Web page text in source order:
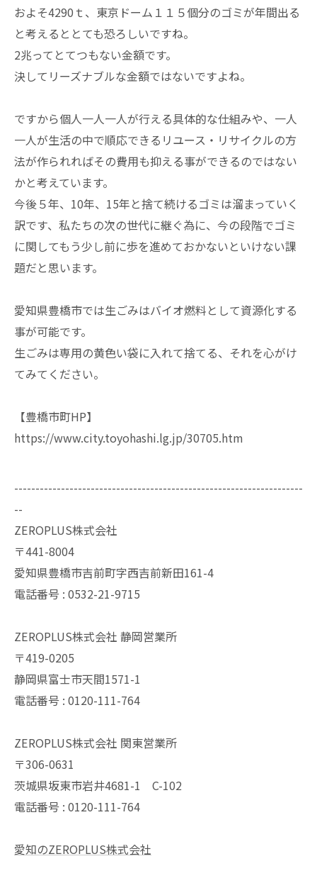
およそ4290ｔ、東京ドーム１１５個分のゴミが年間出る
と考えるととても恐ろしいですね。
2兆ってとてつもない金額です。
決してリーズナブルな金額ではないですよね。
ですから個人一人一人が行える具体的な仕組みや、一人
一人が生活の中で順応できるリユース・リサイクルの方
法が作られればその費用も抑える事ができるのではない
かと考えています。
今後５年、10年、15年と捨て続けるゴミは溜まっていく
訳です、私たちの次の世代に継ぐ為に、今の段階でゴミ
に関してもう少し前に歩を進めておかないといけない課
題だと思います。
愛知県豊橋市では生ごみはバイオ燃料として資源化する
事が可能です。
生ごみは専用の黄色い袋に入れて捨てる、それを心がけ
てみてください。
【豊橋市町HP】
https://www.city.toyohashi.lg.jp/30705.htm
--------------------------------------------------------------------
--
ZEROPLUS株式会社
〒441-8004
愛知県豊橋市吉前町字西吉前新田161-4
電話番号 : 0532-21-9715
ZEROPLUS株式会社 静岡営業所
〒419-0205
静岡県富士市天間1571-1
電話番号 : 0120-111-764
ZEROPLUS株式会社 関東営業所
〒306-0631
茨城県坂東市岩井4681-1 C-102
電話番号 : 0120-111-764
愛知のZEROPLUS株式会社